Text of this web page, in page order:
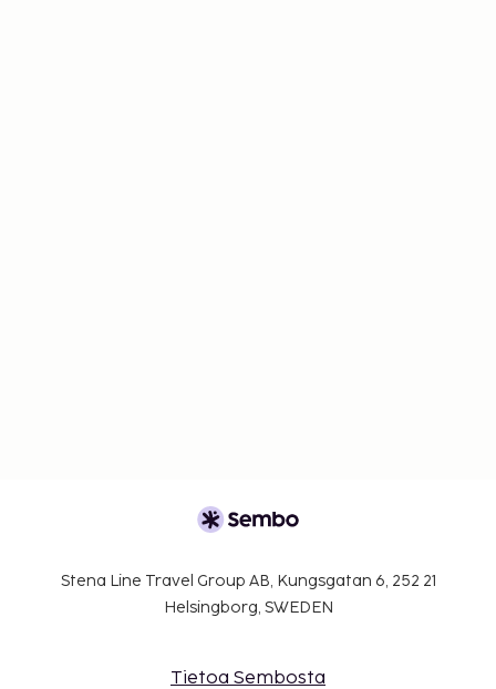
Stena Line Travel Group AB, Kungsgatan 6, 252 21
Helsingborg, SWEDEN
Tietoa Sembosta